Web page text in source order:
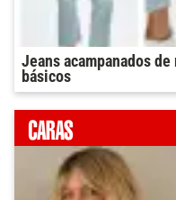
Jeans acampanados
básicos